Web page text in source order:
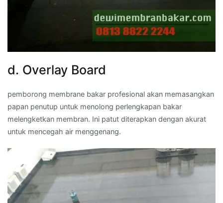
d. Overlay Board
pemborong membrane bakar profesional akan memasangkan
papan penutup untuk menolong perlengkapan bakar
melengketkan membran. Ini patut diterapkan dengan akurat
untuk mencegah air menggenang.